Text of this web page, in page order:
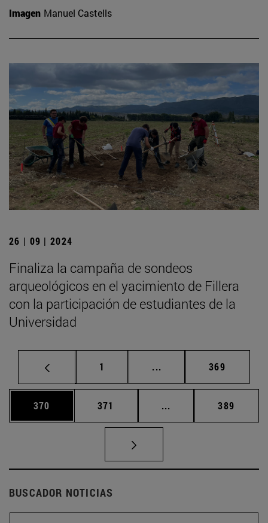
Imagen Manuel Castells
26 | 09 | 2024
Finaliza la campaña de sondeos
arqueológicos en el yacimiento de Fillera
con la participación de estudiantes de la
Universidad
Página
1 ... Páginas intermedias
Página
369
Página
370 Página
371 ... Páginas intermedias
Página
389
BUSCADOR NOTICIAS